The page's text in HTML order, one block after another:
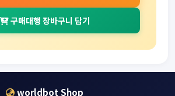
구매대행 장바구니 담기
worldbot Shop